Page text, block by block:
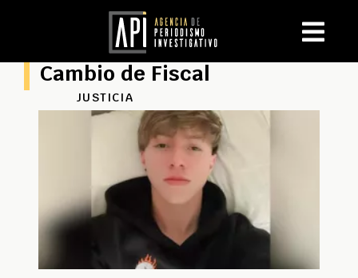
Cambio de Fiscal
JUSTICIA